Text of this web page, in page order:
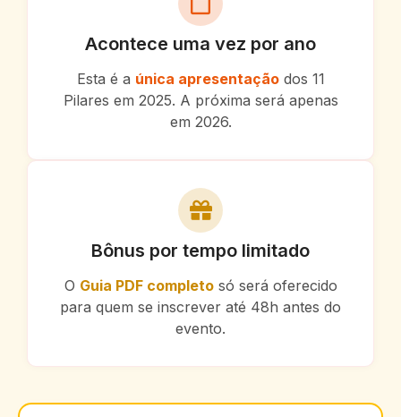
Acontece uma vez por ano
Esta é a única apresentaçãodos 11
Pilares em 2025. A próxima será apenas
em 2026.
Bônus por tempo limitado
O Guia PDF completosó será oferecido
para quem se inscrever até 48h antes do
evento.